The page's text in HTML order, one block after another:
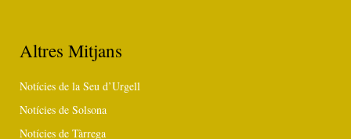
Altres Mitjans
Notícies de la Seu d’Urgell
Notícies de Solsona
Notícies de Tàrrega